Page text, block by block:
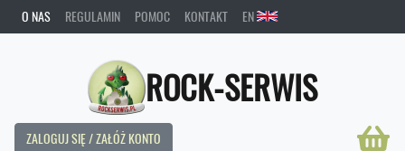
O NAS REGULAMIN POMOC KONTAKT EN
ROCK-SERWIS
ZALOGUJ SIĘ / ZAŁÓŻ KONTO